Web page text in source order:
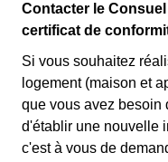
Contacter le
certificat de
Si vous souhaitez
logement (maison et
que vous avez besoin
d'établir une nouvelle
c'est à vous de